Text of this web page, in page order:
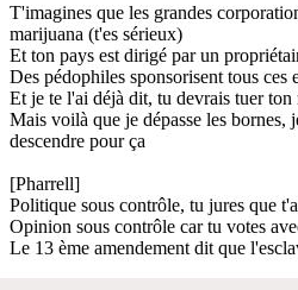
T'imagines que les grandes
marijuana (t'es sérieux)
Et ton pays est dirigé par un
Des pédophiles sponsorisent tous ces
Et je te l'ai déjà dit, tu devrais tuer ton
Mais voilà que je dépasse les bornes,
descendre pour ça
[Pharrell]
Politique sous contrôle, tu jures que
Opinion sous contrôle car tu votes
Le 13 ème amendement dit que